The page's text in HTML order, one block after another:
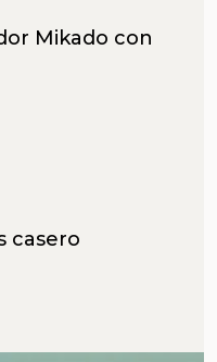
Mikado con
casero